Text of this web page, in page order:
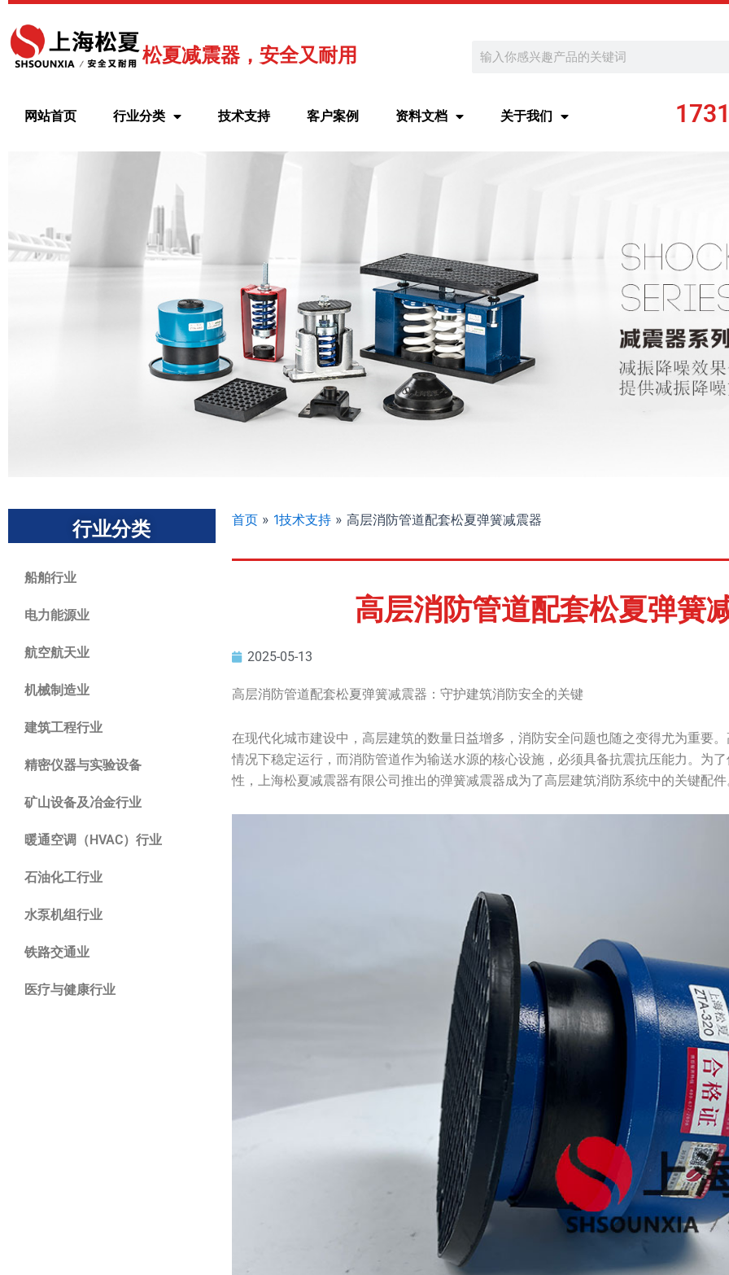
至
内
松夏减震器，安全又耐用
网站首页 行业分类 技术支持 客户案例 资料文档 关于我们
行业分类
船舶行业
电力能源业
航空航天业
机械制造业
建筑工程行业
精密仪器与实验设备
矿山设备及冶金行业
暖通空调（HVAC）行业
石油化工行业
水泵机组行业
铁路交通业
医疗与健康行业
首页 » 1技术支持 » 高层消防管道配套松夏弹簧减震器
高层消防管道配套松夏弹簧
2025-05-13
高层消防管道配套松夏弹簧减震器：守护建筑消防安全的关键
在现代化城市建设中，高层建筑的数量日益增多，消防安全问题也随之变得尤为重要
情况下稳定运行，而消防管道作为输送水源的核心设施，必须具备抗震抗压能力。为
性，上海松夏减震器有限公司推出的弹簧减震器成为了高层建筑消防系统中的关键配